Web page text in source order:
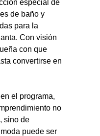
especial de
de baño y
para la
Con visión
con que
convertirse en
el programa,
no
sino de
puede ser